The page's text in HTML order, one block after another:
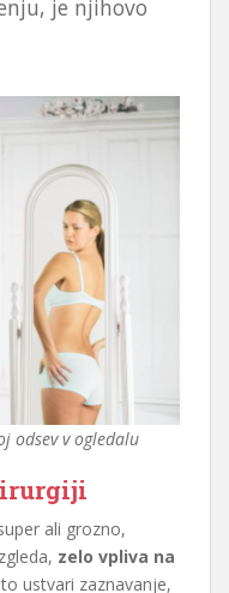
je njihovo
odsev v ogledalu
ali grozno,
zelo vpliva na
ustvari zaznavanje,